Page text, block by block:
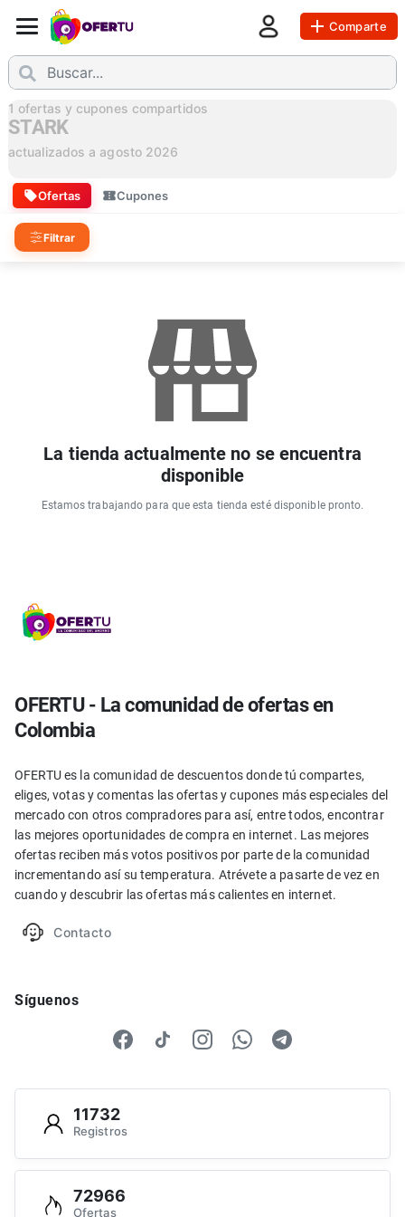
Comparte
1 ofertas y cupones compartidos
STARK
actualizados a agosto 2026
Ofertas Cupones
Filtrar
La tienda actualmente no se encuentra
disponible
Estamos trabajando para que esta tienda esté disponible pronto.
OFERTU - La comunidad de ofertas en
Colombia
OFERTU es la comunidad de descuentos donde tú compartes,
eliges, votas y comentas las ofertas y cupones más especiales del
mercado con otros compradores para así, entre todos, encontrar
las mejores oportunidades de compra en internet. Las mejores
ofertas reciben más votos positivos por parte de la comunidad
incrementando así su temperatura. Atrévete a pasarte de vez en
cuando y descubrir las ofertas más calientes en internet.
Contacto
Síguenos
11732
Registros
72966
Ofertas